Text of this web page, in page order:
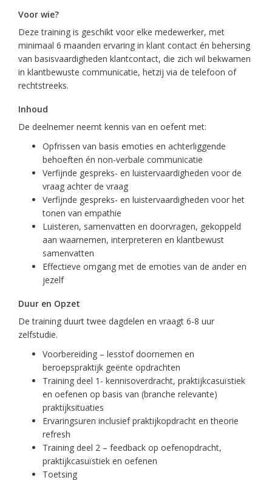
Voor wie?
Deze training is geschikt voor elke medewerker, met
minimaal 6 maanden ervaring in klant contact én behersing
van basisvaardigheden klantcontact, die zich wil bekwamen
in klantbewuste communicatie, hetzij via de telefoon of
rechtstreeks.
Inhoud
De deelnemer neemt kennis van en oefent met:
Opfrissen van basis emoties en achterliggende
behoeften én non-verbale communicatie
Verfijnde gespreks- en luistervaardigheden voor de
vraag achter de vraag
Verfijnde gespreks- en luistervaardigheden voor het
tonen van empathie
Luisteren, samenvatten en doorvragen, gekoppeld
aan waarnemen, interpreteren en klantbewust
samenvatten
Effectieve omgang met de emoties van de ander en
jezelf
Duur en Opzet
De training duurt twee dagdelen en vraagt 6-8 uur
zelfstudie.
Voorbereiding – lesstof doornemen en
beroepspraktijk geënte opdrachten
Training deel 1- kennisoverdracht, praktijkcasuïstiek
en oefenen op basis van (branche relevante)
praktijksituaties
Ervaringsuren inclusief praktijkopdracht en theorie
refresh
Training deel 2 – feedback op oefenopdracht,
praktijkcasuïstiek en oefenen
Toetsing